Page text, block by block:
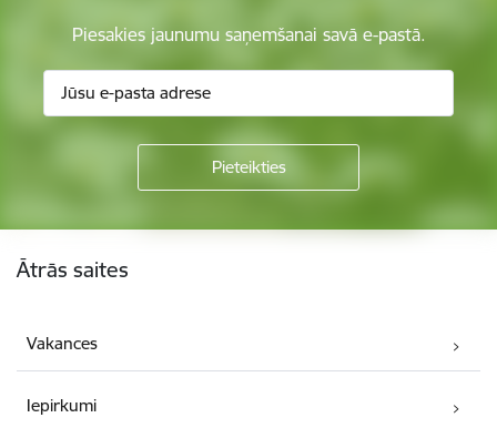
Piesakies jaunumu saņemšanai savā e-pastā.
Ātrās saites
Vakances
Iepirkumi